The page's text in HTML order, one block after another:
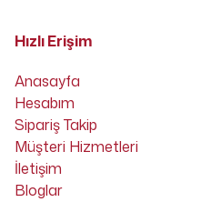
Hızlı Erişim
Anasayfa
Hesabım
Sipariş Takip
Müşteri Hizmetleri
İletişim
Bloglar